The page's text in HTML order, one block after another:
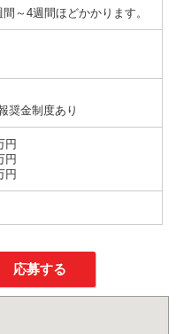
～4週間ほどかかります。
奨金制度あり
円
円
円
応募する